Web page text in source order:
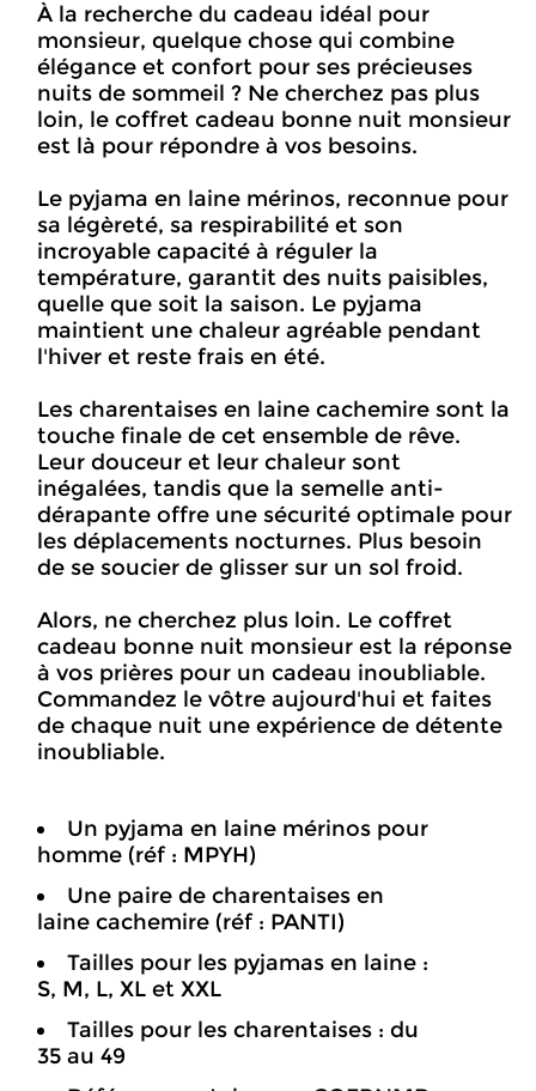
À la recherche du cadeau idéal pour
monsieur, quelque chose qui combine
élégance et confort pour ses précieuses
nuits de sommeil ? Ne cherchez pas plus
loin, le coffret cadeau bonne nuit monsieur
est là pour répondre à vos besoins.
Le pyjama en laine mérinos, reconnue pour
sa légèreté, sa respirabilité et son
incroyable capacité à réguler la
température, garantit des nuits paisibles,
quelle que soit la saison. Le pyjama
maintient une chaleur agréable pendant
l'hiver et reste frais en été.
Les charentaises en laine cachemire sont la
touche finale de cet ensemble de rêve.
Leur douceur et leur chaleur sont
inégalées, tandis que la semelle anti-
dérapante offre une sécurité optimale pour
les déplacements nocturnes. Plus besoin
de se soucier de glisser sur un sol froid.
Alors, ne cherchez plus loin. Le coffret
cadeau bonne nuit monsieur est la réponse
à vos prières pour un cadeau inoubliable.
Commandez le vôtre aujourd'hui et faites
de chaque nuit une expérience de détente
inoubliable.
Un pyjama en laine mérinos pour
homme (réf : MPYH)
Une paire de charentaises en
laine cachemire (réf : PANTI)
Tailles pour les pyjamas en laine :
S, M, L, XL et XXL
Tailles pour les charentaises : du
35 au 49